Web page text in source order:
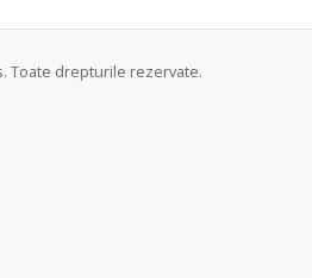
Toate drepturile rezervate.